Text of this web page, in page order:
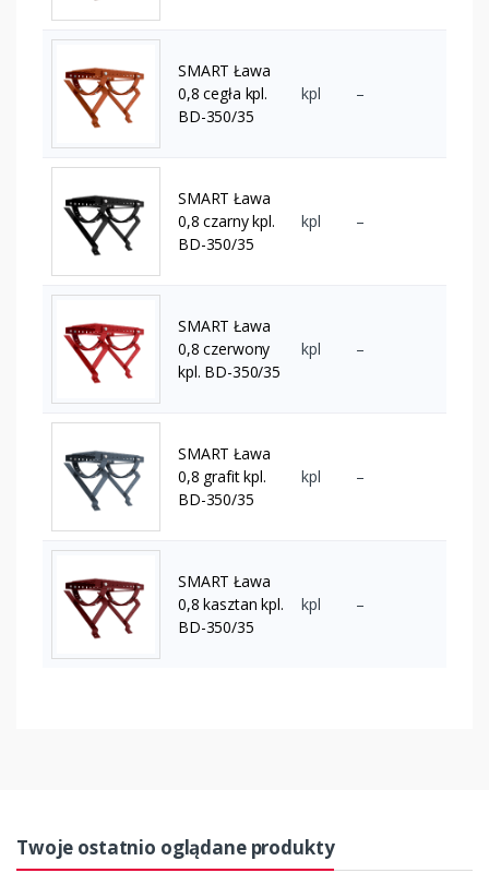
SMART Ława
0,8 cegła kpl.
BD-350/35
kpl –
SMART Ława
0,8 czarny kpl.
BD-350/35
kpl –
SMART Ława
0,8 czerwony
kpl. BD-350/35
kpl –
SMART Ława
0,8 grafit kpl.
BD-350/35
kpl –
SMART Ława
0,8 kasztan kpl.
BD-350/35
kpl –
Twoje ostatnio oglądane produkty